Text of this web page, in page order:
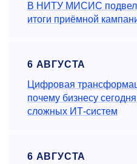
В НИТУ МИСИС
итоги приёмной
6 АВГУСТА
Цифровая
почему бизнесу
сложных ИТ-систем
6 АВГУСТА